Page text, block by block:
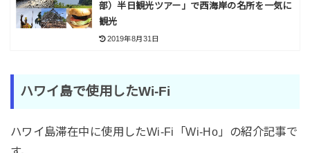
部）半日観光ツアー」で西海岸の名所を一気に
観光
2019年8月31日
ハワイ島で使用したWi-Fi
ハワイ島滞在中に使用したWi-Fi「Wi-Ho」の紹介記事で